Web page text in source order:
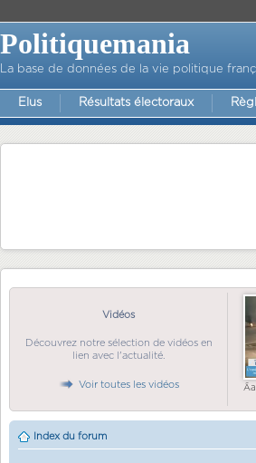
Politiquemania
La base de données de la vie politique
Elus Résultats électoraux
Vidéos
Découvrez notre sélection de vidéos en
lien avec l'actualité.
Voir toutes les vidéos
Index du forum